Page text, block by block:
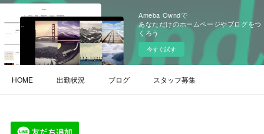
Ameba Owndで
あなただけのホームページやブログをつ
くろう
今すぐ試す
HOME 出勤状況 ブログ スタッフ募集